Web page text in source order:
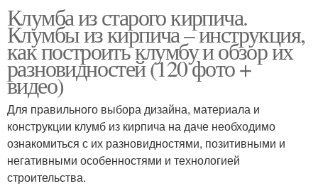
Клумба из старого кирпича.
Клумбы из кирпича – инструкция,
как построить клумбу и обзор их
разновидностей (120 фото +
видео)
Для правильного выбора дизайна, материала и
конструкции клумб из кирпича на даче необходимо
ознакомиться с их разновидностями, позитивными и
негативными особенностями и технологией
строительства.